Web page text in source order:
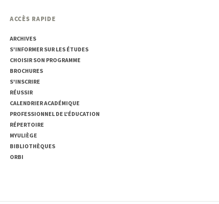
ACCÈS RAPIDE
ARCHIVES
S'INFORMER SUR LES ÉTUDES
CHOISIR SON PROGRAMME
BROCHURES
S'INSCRIRE
RÉUSSIR
CALENDRIER ACADÉMIQUE
PROFESSIONNEL DE L'ÉDUCATION
RÉPERTOIRE
MYULIÈGE
BIBLIOTHÈQUES
ORBI